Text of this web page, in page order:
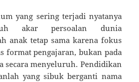
yang sering terjadi nyatanya
akar persoalan dunia
anak tetap sama karena fokus
format pengajaran, bukan pada
secara menyeluruh. Pendidikan
yang sibuk berganti nama